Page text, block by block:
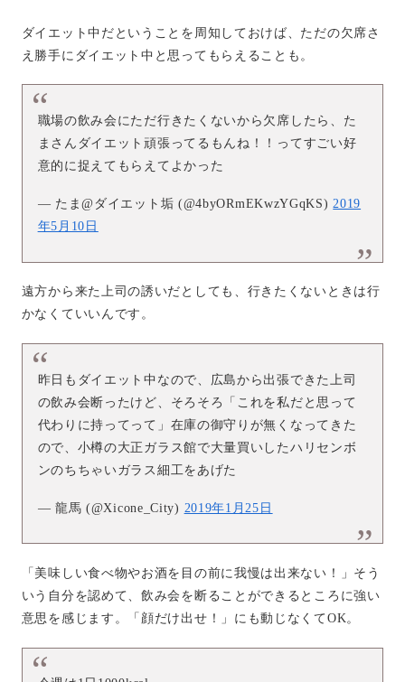
ダイエット中だということを周知しておけば、ただの欠席さ
え勝手にダイエット中と思ってもらえることも。
職場の飲み会にただ行きたくないから欠席したら、た
まさんダイエット頑張ってるもんね！！ってすごい好
意的に捉えてもらえてよかった
— たま@ダイエット垢 (@4byORmEKwzYGqKS)2019
年5月10日
遠方から来た上司の誘いだとしても、行きたくないときは行
かなくていいんです。
昨日もダイエット中なので、広島から出張できた上司
の飲み会断ったけど、そろそろ「これを私だと思って
代わりに持ってって」在庫の御守りが無くなってきた
ので、小樽の大正ガラス館で大量買いしたハリセンボ
ンのちちゃいガラス細工をあげた
— 龍馬 (@Xicone_City) 2019年1月25日
「美味しい食べ物やお酒を目の前に我慢は出来ない！」そう
いう自分を認めて、飲み会を断ることができるところに強い
意思を感じます。「顔だけ出せ！」にも動じなくてOK。